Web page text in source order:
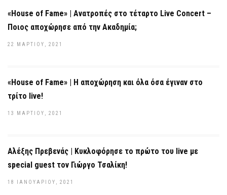
«House of Fame» | Ανατροπές στο τέταρτο Live Concert –
Ποιος αποχώρησε από την Ακαδημία;
22 ΜΑΡΤΊΟΥ, 2021
«House of Fame» | Η αποχώρηση και όλα όσα έγιναν στο
τρίτο live!
13 ΜΑΡΤΊΟΥ, 2021
Αλέξης Πρεβενάς | Kυκλοφόρησε το πρώτο του live με
special guest τον Γιώργο Τσαλίκη!
18 ΙΑΝΟΥΑΡΊΟΥ, 2021